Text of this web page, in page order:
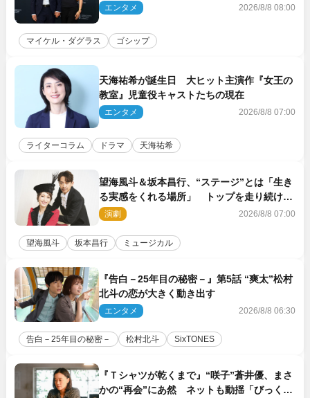
エンタメ 2026/8/8 08:00
マイケル・ダグラス ゴシップ
天海祐希が誕生日 大ヒット主演作『女王の
教室』児童役キャストたちの現在
エンタメ 2026/8/8 07:00
ライターコラム ドラマ 天海祐希
望海風斗＆坂本昌行、“ステージ”とは「生き
る実感をくれる場所」 トップを走り続ける
原動力を語る
演劇 2026/8/8 07:00
望海風斗 坂本昌行 ミュージカル
『告白－25年目の秘密－』第5話 “爽太”松村
北斗の恋が大きく動き出す
エンタメ 2026/8/8 06:30
告白－25年目の秘密－ 松村北斗 SixTONES
『Ｔシャツが乾くまで』“咲子”蒼井優、まさ
かの“再会”にあ然 ネットも動揺「びっくり